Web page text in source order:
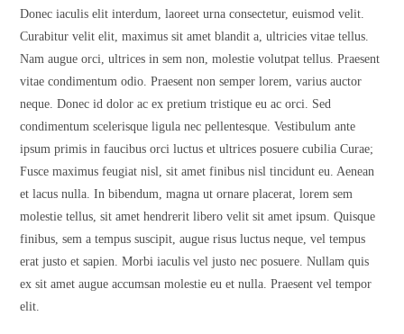
Donec iaculis elit interdum, laoreet urna consectetur, euismod velit.
Curabitur velit elit, maximus sit amet blandit a, ultricies vitae tellus.
Nam augue orci, ultrices in sem non, molestie volutpat tellus. Praesent
vitae condimentum odio. Praesent non semper lorem, varius auctor
neque. Donec id dolor ac ex pretium tristique eu ac orci. Sed
condimentum scelerisque ligula nec pellentesque. Vestibulum ante
ipsum primis in faucibus orci luctus et ultrices posuere cubilia Curae;
Fusce maximus feugiat nisl, sit amet finibus nisl tincidunt eu. Aenean
et lacus nulla. In bibendum, magna ut ornare placerat, lorem sem
molestie tellus, sit amet hendrerit libero velit sit amet ipsum. Quisque
finibus, sem a tempus suscipit, augue risus luctus neque, vel tempus
erat justo et sapien. Morbi iaculis vel justo nec posuere. Nullam quis
ex sit amet augue accumsan molestie eu et nulla. Praesent vel tempor
elit.